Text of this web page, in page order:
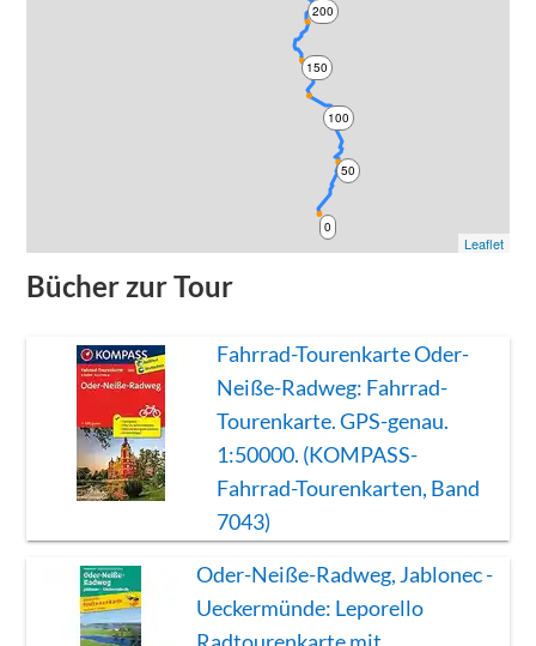
0
50
100
150
200
Leaflet
Bücher zur Tour
Fahrrad-Tourenkarte Oder-
Neiße-Radweg: Fahrrad-
Tourenkarte. GPS-genau.
1:50000. (KOMPASS-
Fahrrad-Tourenkarten, Band
7043)
Oder-Neiße-Radweg, Jablonec -
Ueckermünde: Leporello